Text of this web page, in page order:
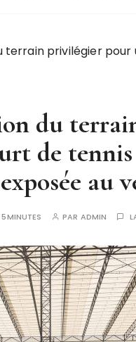
terrain privilégier
du
de tennis
au
5MINUTES PAR ADMIN